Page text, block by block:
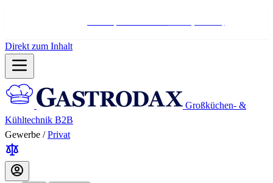
Direkt zum Inhalt
Großküchen- &
Kühltechnik B2B
Gewerbe / Privat